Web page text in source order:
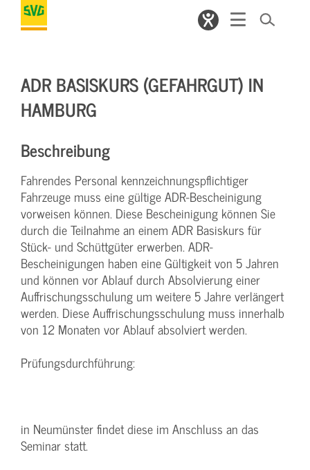
ADR BASISKURS (GEFAHRGUT) IN
HAMBURG
Beschreibung
Fahrendes Personal kennzeichnungspflichtiger
Fahrzeuge muss eine gültige ADR-Bescheinigung
vorweisen können. Diese Bescheinigung können Sie
durch die Teilnahme an einem ADR Basiskurs für
Stück- und Schüttgüter erwerben. ADR-
Bescheinigungen haben eine Gültigkeit von 5 Jahren
und können vor Ablauf durch Absolvierung einer
Auffrischungsschulung um weitere 5 Jahre verlängert
werden. Diese Auffrischungsschulung muss innerhalb
von 12 Monaten vor Ablauf absolviert werden.
Prüfungsdurchführung:
in Neumünster findet diese im Anschluss an das
Seminar statt.